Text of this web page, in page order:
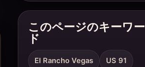
このページのキーワー
ド
El Rancho Vegas US 91